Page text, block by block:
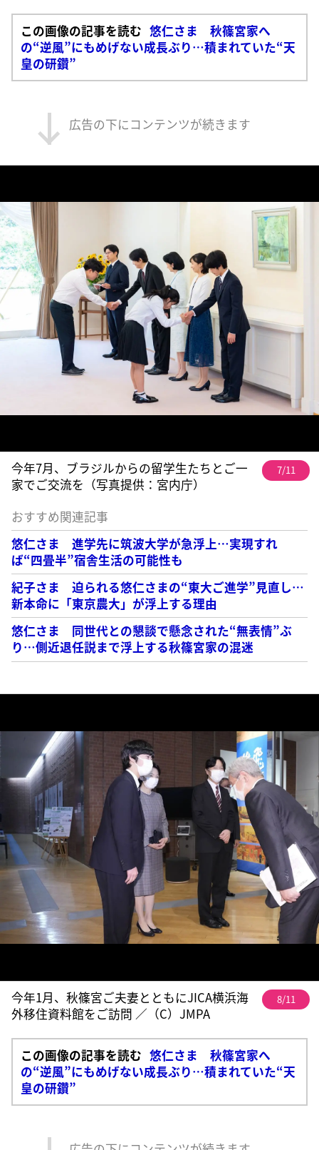
この画像の記事を読む 悠仁さま 秋篠宮家へ
の“逆風”にもめげない成長ぶり…積まれていた“天
皇の研鑽”
広告の下にコンテンツが続きます
今年7月、ブラジルからの留学生たちとご一
家でご交流を（写真提供：宮内庁）
7/11
おすすめ関連記事
悠仁さま 進学先に筑波大学が急浮上…実現すれ
ば“四畳半”宿舎生活の可能性も
紀子さま 迫られる悠仁さまの“東大ご進学”見直し…
新本命に「東京農大」が浮上する理由
悠仁さま 同世代との懇談で懸念された“無表情”ぶ
り…側近退任説まで浮上する秋篠宮家の混迷
今年1月、秋篠宮ご夫妻とともにJICA横浜海
外移住資料館をご訪問 ／（C）JMPA
8/11
この画像の記事を読む 悠仁さま 秋篠宮家へ
の“逆風”にもめげない成長ぶり…積まれていた“天
皇の研鑽”